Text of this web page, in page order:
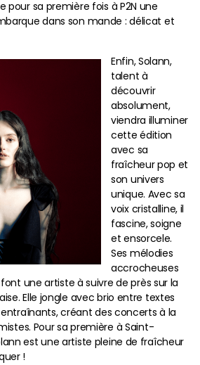
pour sa première fois à P2N une
dans son mande : délicat et
Enfin, Solann,
talent à
découvrir
absolument,
viendra illuminer
cette édition
avec sa
fraîcheur pop et
son univers
unique. Avec sa
voix cristalline, il
fascine, soigne
et ensorcele.
Ses mélodies
accrocheuses
une artiste à suivre de près sur la
Elle jongle avec brio entre textes
créant des concerts à la
Pour sa première à Saint-
est une artiste pleine de fraîcheur
!